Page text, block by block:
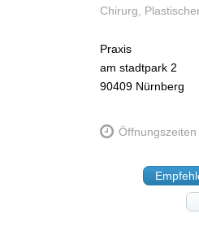
Chirurg,
Praxis
am stadtpark 2
90409 Nürnberg
Öffnungszeiten